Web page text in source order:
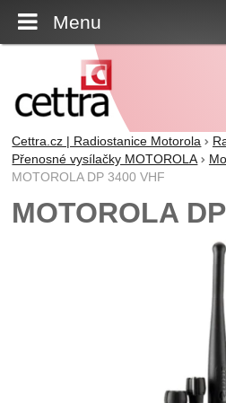
Menu
Cettra.cz | Radiostanice Motorola
Přenosné vysílačky MOTOROLA
MOTOROLA DP 3400 VHF
MOTOROLA